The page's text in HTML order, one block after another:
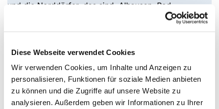
Diese Webseite verwendet Cookies
Wir verwenden Cookies, um Inhalte und Anzeigen zu
personalisieren, Funktionen für soziale Medien anbieten
zu können und die Zugriffe auf unsere Website zu
analysieren. Außerdem geben wir Informationen zu Ihrer
und die Norddörfer, das sind: Alhausen, Bad
Hermannsborn, Erpentrup, Langeland, Pömbsen und
Pastoralteam